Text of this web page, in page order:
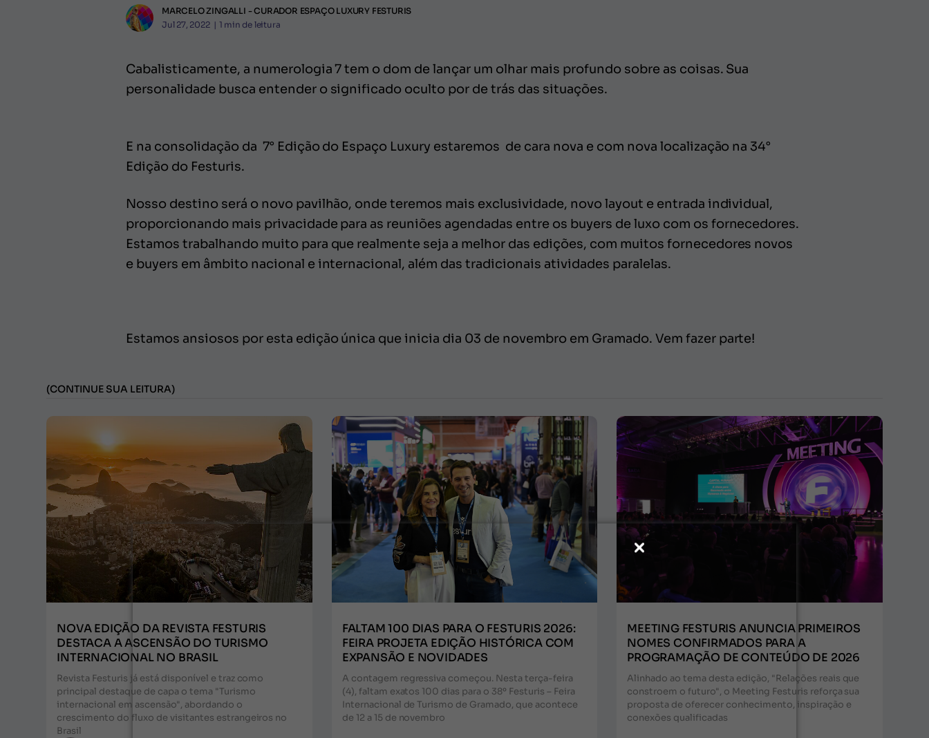
MARCELO ZINGALLI - CURADOR ESPAÇO LUXURY FESTURIS
Jul 27, 2022 | 1 min de leitura
Cabalisticamente, a numerologia 7 tem o dom de lançar um olhar mais profundo sobre as coisas. Sua
personalidade busca entender o significado oculto por de trás das situações.
E na consolidação da 7° Edição do Espaço Luxury estaremos de cara nova e com nova localização na 34°
Edição do Festuris.
Nosso destino será o novo pavilhão, onde teremos mais exclusividade, novo layout e entrada individual,
proporcionando mais privacidade para as reuniões agendadas entre os buyers de luxo com os fornecedores.
Estamos trabalhando muito para que realmente seja a melhor das edições, com muitos fornecedores novos
e buyers em âmbito nacional e internacional, além das tradicionais atividades paralelas.
Estamos ansiosos por esta edição única que inicia dia 03 de novembro em Gramado. Vem fazer parte!
(CONTINUE SUA LEITURA)
NOVA EDIÇÃO DA REVISTA FESTURIS
DESTACA A ASCENSÃO DO TURISMO
INTERNACIONAL NO BRASIL
Revista Festuris já está disponível e traz como
principal destaque de capa o tema "Turismo
internacional em ascensão", abordando o
crescimento do fluxo de visitantes estrangeiros no
Brasil
FALTAM 100 DIAS PARA O FESTURIS 2026:
FEIRA PROJETA EDIÇÃO HISTÓRICA COM
EXPANSÃO E NOVIDADES
A contagem regressiva começou. Nesta terça-feira
(4), faltam exatos 100 dias para o 38º Festuris – Feira
Internacional de Turismo de Gramado, que acontece
de 12 a 15 de novembro
MEETING FESTURIS ANUNCIA PRIMEIROS
NOMES CONFIRMADOS PARA A
PROGRAMAÇÃO DE CONTEÚDO DE 2026
Alinhado ao tema desta edição, "Relações reais que
constroem o futuro", o Meeting Festuris reforça sua
proposta de oferecer conhecimento, inspiração e
conexões qualificadas